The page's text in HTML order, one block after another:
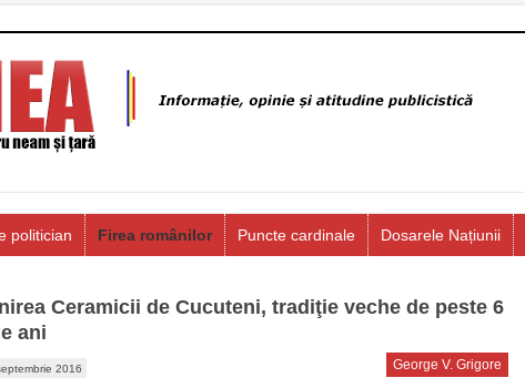
politician Firea românilor Puncte cardinale Dosarele Națiunii
Ceramicii de Cucuteni, tradiţie veche de peste 6
ani
2016 George V. Grigore